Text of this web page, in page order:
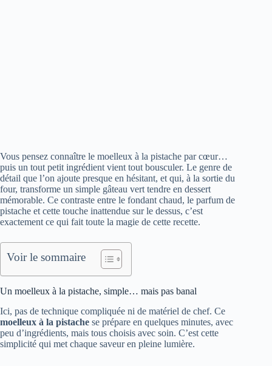
Vous pensez connaître le moelleux à la pistache par cœur…
puis un tout petit ingrédient vient tout bousculer. Le genre de
détail que l’on ajoute presque en hésitant, et qui, à la sortie du
four, transforme un simple gâteau vert tendre en dessert
mémorable. Ce contraste entre le fondant chaud, le parfum de
pistache et cette touche inattendue sur le dessus, c’est
exactement ce qui fait toute la magie de cette recette.
Voir le sommaire
Un moelleux à la pistache, simple… mais pas banal
Ici, pas de technique compliquée ni de matériel de chef. Ce
moelleux à la pistache se prépare en quelques minutes, avec
peu d’ingrédients, mais tous choisis avec soin. C’est cette
simplicité qui met chaque saveur en pleine lumière.